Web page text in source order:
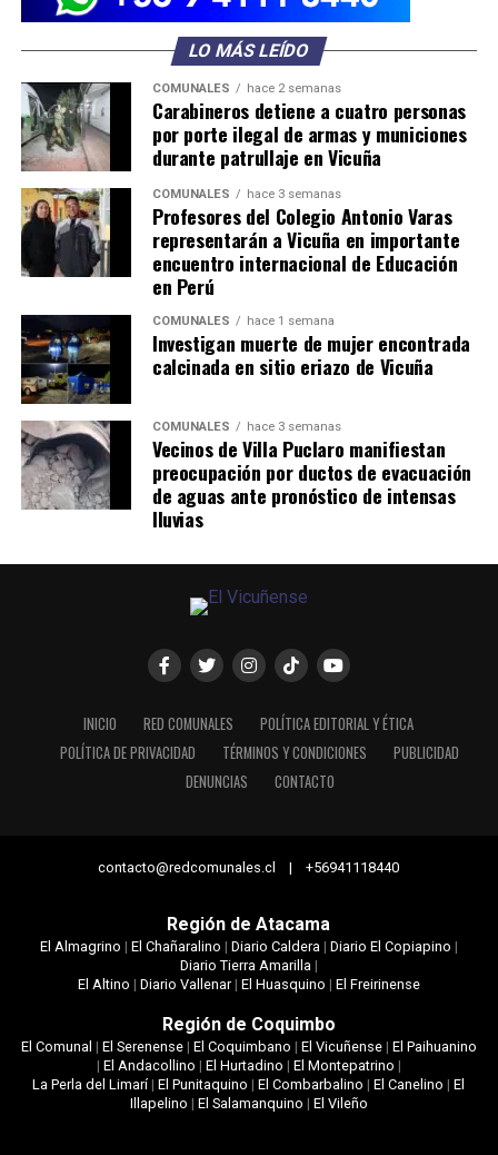
LO MÁS LEÍDO
COMUNALES hace 2 semanas
Carabineros detiene a cuatro personas
por porte ilegal de armas y municiones
durante patrullaje en Vicuña
COMUNALES hace 3 semanas
Profesores del Colegio Antonio Varas
representarán a Vicuña en importante
encuentro internacional de Educación
en Perú
COMUNALES hace 1 semana
Investigan muerte de mujer encontrada
calcinada en sitio eriazo de Vicuña
COMUNALES hace 3 semanas
Vecinos de Villa Puclaro manifiestan
preocupación por ductos de evacuación
de aguas ante pronóstico de intensas
lluvias
INICIO RED COMUNALES
POLÍTICA EDITORIAL Y ÉTICA
POLÍTICA DE PRIVACIDAD
TÉRMINOS Y CONDICIONES
PUBLICIDAD
DENUNCIAS
CONTACTO
contacto@redcomunales.cl | +56941118440
Región de Atacama
El Almagrino | El Chañaralino | Diario Caldera| Diario El Copiapino |
Diario Tierra Amarilla|
El Altino | Diario Vallenar| El Huasquino | El Freirinense
Región de Coquimbo
El Comunal | El Serenense| El Coquimbano | El Vicuñense| El Paihuanino
| El Andacollino | El Hurtadino | El Montepatrino |
La Perla del Limarí|El Punitaquino |El Combarbalino |El Canelino |El
Illapelino | El Salamanquino | El Vileño